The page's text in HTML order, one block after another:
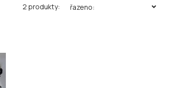
2 produkty: řazeno: